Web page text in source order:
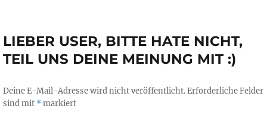
LIEBER USER, BITTE HATE NICHT,
TEIL UNS DEINE MEINUNG MIT :)
Deine E-Mail-Adresse wird nicht veröffentlicht.Erforderliche Felder
sind mit *markiert